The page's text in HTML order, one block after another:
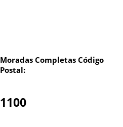
Moradas Completas Código
Postal:
1100